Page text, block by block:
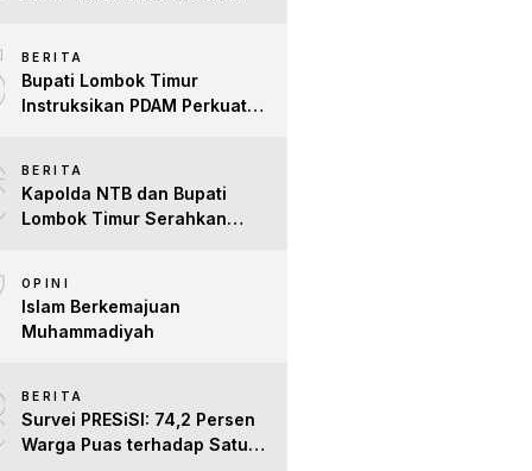
BERITA
Bupati Lombok Timur
Instruksikan PDAM Perkuat
Terpenuhi
BERITA
Kapolda NTB dan Bupati
Lombok Timur Serahkan
Kepedulian Sosial
OPINI
Islam Berkemajuan
Muhammadiyah
BERITA
Survei PRESiSI: 74,2 Persen
Warga Puas terhadap Satu